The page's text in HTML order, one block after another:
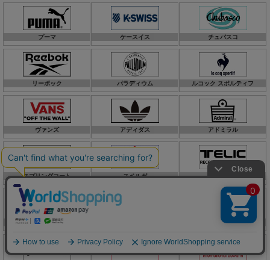
プーマ
リーボック
ヴァンズ
スプリングコート
ディーシーシューズ
ケースイス
パラディウム
アディダス
スペルガ
チュバスコ
ルコック スポルティフ
アドミラル
コンバース